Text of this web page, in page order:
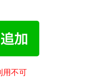
不可